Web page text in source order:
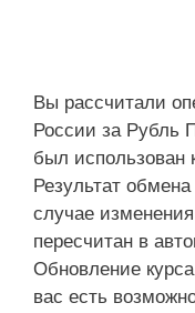
Вы рассчитали
России за Рубль
был использован
Результат
случае
пересчитан в
Обновление
вас есть